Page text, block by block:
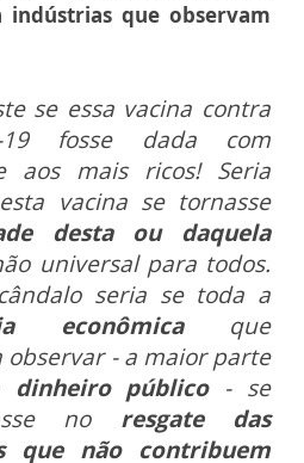
que observam
se essa vacina contra
19 fosse dada com
aos mais ricos! Seria
vacina se tornasse
desta ou daquela
universal para todos.
seria se toda a
econômicaque
observar - a maior parte
dinheiro público- se
no resgate das
que não contribuem